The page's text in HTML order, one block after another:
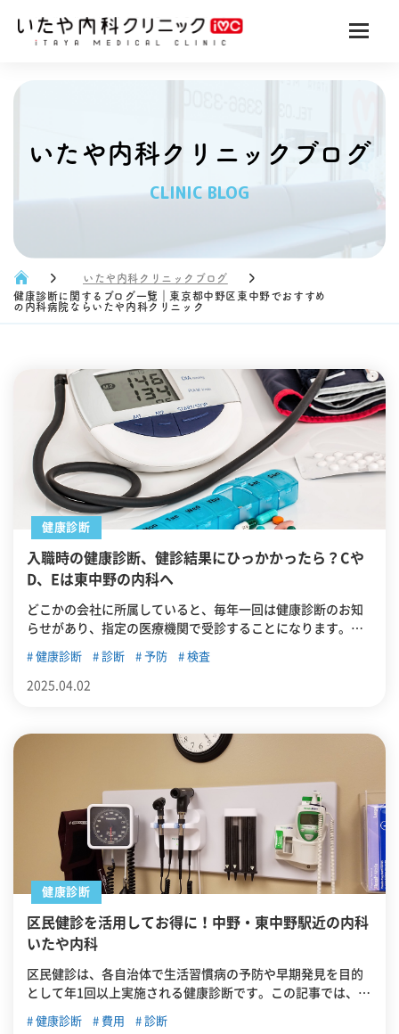
いたや内科クリニックブログ
CLINIC BLOG
いたや内科クリニックブログ
健康診断に関するブログ一覧｜東京都中野区東中野でおすすめ
の内科病院ならいたや内科クリニック
健康診断
入職時の健康診断、健診結果にひっかかったら？Cや
D、Eは東中野の内科へ
どこかの会社に所属していると、毎年一回は健康診断のお知
らせがあり、指定の医療機関で受診することになります。健
ます。この記事では、健診結果で、C・D・Eがあった場合の
対応について詳しく解説します。
健康診断 診断 予防 検査
2025.04.02
健康診断
区民健診を活用してお得に！中野・東中野駅近の内科
いたや内科
区民健診は、各自治体で生活習慣病の予防や早期発見を目的
として年1回以上実施される健康診断です。この記事では、中
健康診断 費用 診断